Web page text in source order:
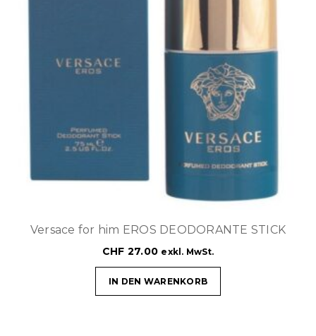
Versace for him EROS DEODORANTE STICK
CHF 27.00 exkl. MwSt.
IN DEN WARENKORB